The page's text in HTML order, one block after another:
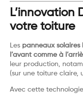
L’innovation
votre toiture
Les panneaux
l’avant comme à
leur production,
(sur une toiture claire,
Avec cette